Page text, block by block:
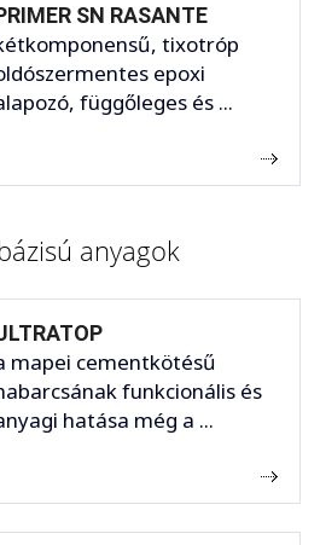
SN RASANTE
tixotróp
epoxi
függőleges és ...
anyagok
mapei cementkötésű
funkcionális és
hatása még a ...